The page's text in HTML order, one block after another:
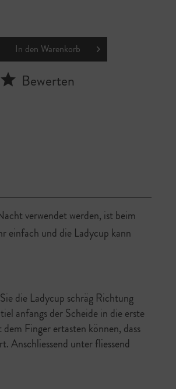
In den Warenkorb
Bewerten
verwendet werden, ist beim
einfach und die Ladycup kann
die Ladycup schräg Richtung
anfangs der Scheide in die erste
Finger ertasten können, dass
Anschliessend unter fliessend